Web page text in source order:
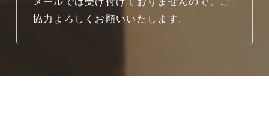
協力よろしくお願いいたします。